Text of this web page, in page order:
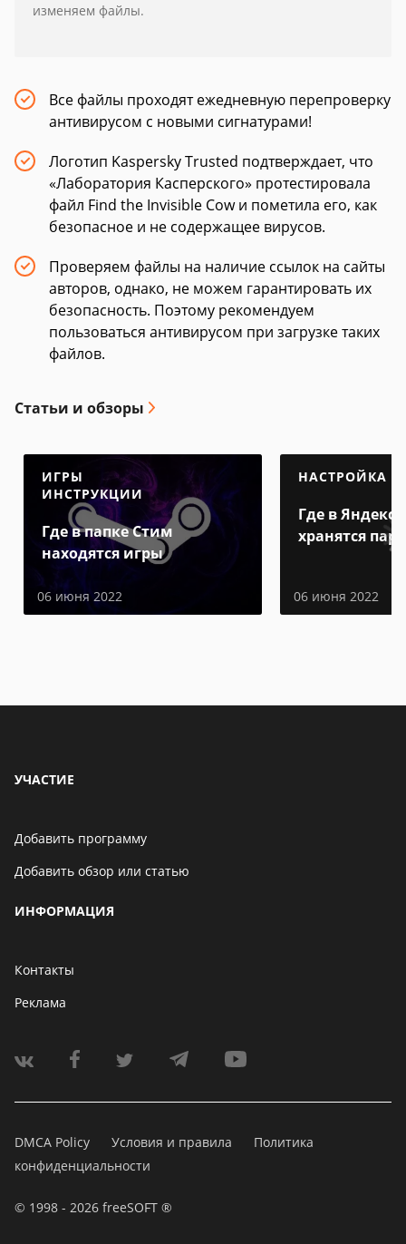
изменяем файлы.
Все файлы проходят ежедневную перепроверку
антивирусом с новыми сигнатурами!
Логотип Kaspersky Trusted подтверждает, что
«Лаборатория Касперского» протестировала
файл Find the Invisible Cow и пометила его, как
безопасное и не содержащее вирусов.
Проверяем файлы на наличие ссылок на сайты
авторов, однако, не можем гарантировать их
безопасность. Поэтому рекомендуем
пользоваться антивирусом при загрузке таких
файлов.
Статьи и обзоры
ИГРЫ
ИНСТРУКЦИИ
Где в папке Стим
находятся игры
06 июня 2022
НАСТРОЙКА
Где в Яндекс
хранятся
06 июня 2022
УЧАСТИЕ
Добавить программу
Добавить обзор или статью
ИНФОРМАЦИЯ
Контакты
Реклама
DMCA Policy Условия и правила
Политика
конфиденциальности
© 1998 - 2026 freeSOFT ®